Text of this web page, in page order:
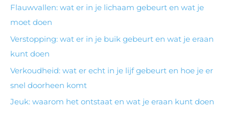
Flauwvallen: wat er in je lichaam gebeurt en wat je
moet doen
Verstopping: wat er in je buik gebeurt en wat je eraan
kunt doen
Verkoudheid: wat er echt in je lijf gebeurt en hoe je er
snel doorheen komt
Jeuk: waarom het ontstaat en wat je eraan kunt doen